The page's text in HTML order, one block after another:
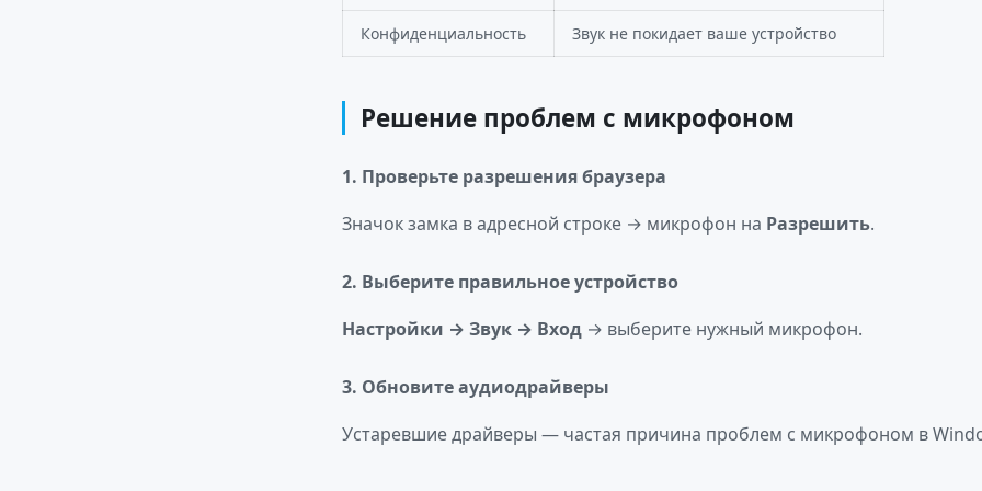
Конфиденциальность Звук не покидает ваше устройство
Решение проблем с микрофоном
1. Проверьте разрешения браузера
Значок замка в адресной строке → микрофон на Разрешить.
2. Выберите правильное устройство
Настройки → Звук → Вход → выберите нужный микрофон.
3. Обновите аудиодрайверы
Устаревшие драйверы — частая причина проблем с микрофоном в